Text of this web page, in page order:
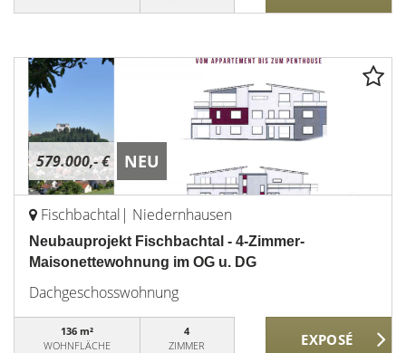
579.000,- € NEU
Fischbachtal| Niedernhausen
Neubauprojekt Fischbachtal - 4-Zimmer-
Maisonettewohnung im OG u. DG
Dachgeschosswohnung
136 m²
WOHNFLÄCHE
4
ZIMMER